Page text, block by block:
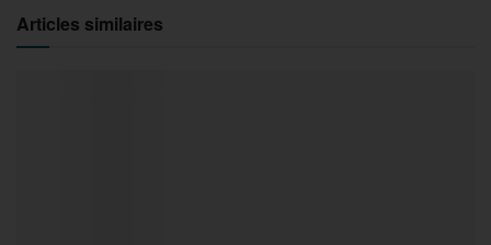
Articles similaires